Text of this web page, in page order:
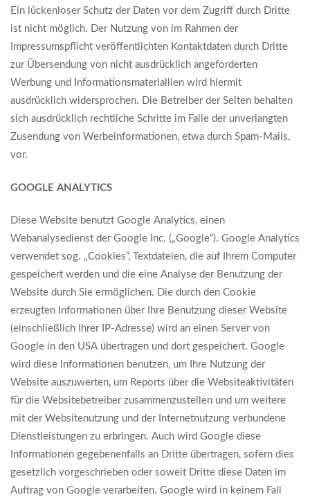
Ein lückenloser Schutz der Daten vor dem Zugriff durch Dritte
ist nicht möglich. Der Nutzung von im Rahmen der
Impressumspflicht veröffentlichten Kontaktdaten durch Dritte
zur Übersendung von nicht ausdrücklich angeforderten
Werbung und Informationsmateriallien wird hiermit
ausdrücklich widersprochen. Die Betreiber der Seiten behalten
sich ausdrücklich rechtliche Schritte im Falle der unverlangten
Zusendung von Werbeinformationen, etwa durch Spam-Mails,
vor.
GOOGLE ANALYTICS
Diese Website benutzt Google Analytics, einen
Webanalysedienst der Google Inc. („Google“). Google Analytics
verwendet sog. „Cookies“, Textdateien, die auf Ihrem Computer
gespeichert werden und die eine Analyse der Benutzung der
Website durch Sie ermöglichen. Die durch den Cookie
erzeugten Informationen über Ihre Benutzung dieser Website
(einschließlich Ihrer IP-Adresse) wird an einen Server von
Google in den USA übertragen und dort gespeichert. Google
wird diese Informationen benutzen, um Ihre Nutzung der
Website auszuwerten, um Reports über die Websiteaktivitäten
für die Websitebetreiber zusammenzustellen und um weitere
mit der Websitenutzung und der Internetnutzung verbundene
Dienstleistungen zu erbringen. Auch wird Google diese
Informationen gegebenenfalls an Dritte übertragen, sofern dies
gesetzlich vorgeschrieben oder soweit Dritte diese Daten im
Auftrag von Google verarbeiten. Google wird in keinem Fall